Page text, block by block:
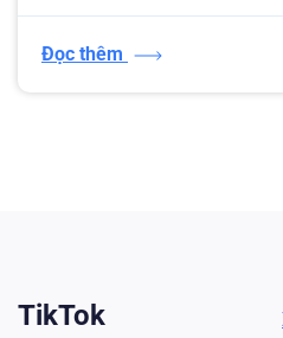
Đọc thêm
TikTok